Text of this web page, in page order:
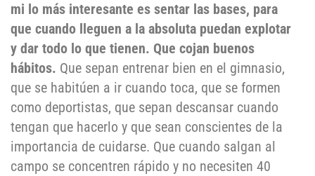
mi lo más interesante es sentar las bases, para
que cuando lleguen a la absoluta puedan explotar
y dar todo lo que tienen. Que cojan buenos
hábitos. Que sepan entrenar bien en el gimnasio,
que se habitúen a ir cuando toca, que se formen
como deportistas, que sepan descansar cuando
tengan que hacerlo y que sean conscientes de la
importancia de cuidarse. Que cuando salgan al
campo se concentren rápido y no necesiten 40